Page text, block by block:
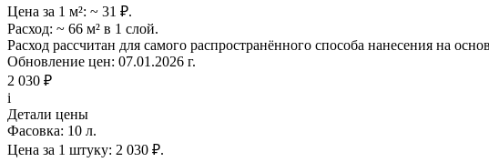
Цена за 1 м²: ~ 31 ₽.
Расход: ~ 66 м² в 1 слой.
Расход рассчитан для самого распространённого способа нанесения на
Обновление цен: 07.01.2026 г.
2 030 ₽
i
Детали цены
Фасовка: 10 л.
Цена за 1 штуку: 2 030 ₽.